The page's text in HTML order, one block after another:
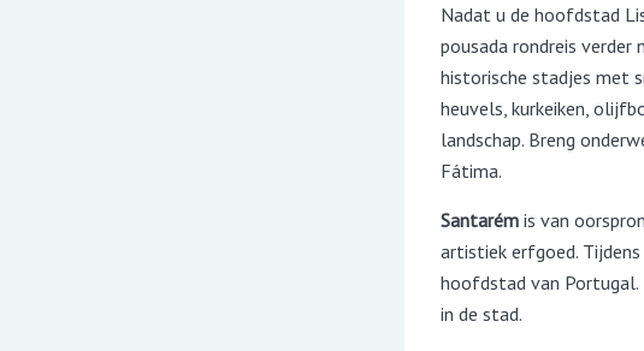
Nadat u de hoofdstad
pousada rondreis
historische stadjes met
heuvels, kurkeiken,
landschap. Breng
Fátima.
Santarém is van
artistiek erfgoed.
hoofdstad van Portugal.
in de stad.